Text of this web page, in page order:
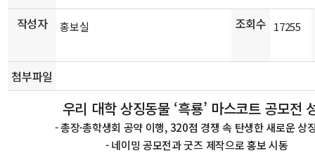
작성자 홍보실 조회수 17255
첨부파일
우리 대학 상징동물 ‘흑룡’ 마스코트 공모전
- 총장·총학생회 공약 이행, 320점 경쟁 속 탄생한 새로운 상
- 네이밍 공모전과 굿즈 제작으로 홍보 시동